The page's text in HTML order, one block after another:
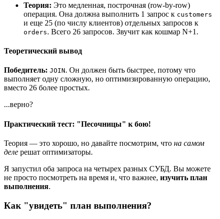
Теория: Это медленная, построчная (row-by-row)
операция. Она должна выполнить 1 запрос к customers
и еще 25 (по числу клиентов) отдельных запросов к
orders. Всего 26 запросов. Звучит как кошмар N+1.
Теоретический вывод
Победитель: JOIN. Он должен быть быстрее, потому что
выполняет одну сложную, но оптимизированную операцию,
вместо 26 более простых.
...верно?
Практический тест: "Песочницы" к бою!
Теория — это хорошо, но давайте посмотрим, что на самом
деле решат оптимизаторы.
Я запустил оба запроса на четырех разных СУБД. Вы можете
не просто посмотреть на время и, что важнее, изучить план
выполнения.
Как "увидеть" план выполнения?